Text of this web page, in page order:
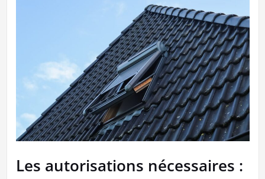
Les autorisations nécessaires :